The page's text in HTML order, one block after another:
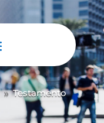
9 Testamento